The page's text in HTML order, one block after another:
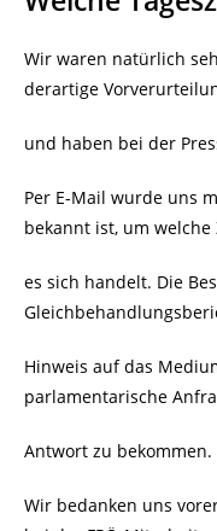
Wir waren natürlich
derartige
und haben bei der
Per E-Mail wurde uns
bekannt ist, um welche
es sich handelt. Die
Hinweis auf das
parlamentarische
Antwort zu bekommen.
Wir bedanken uns